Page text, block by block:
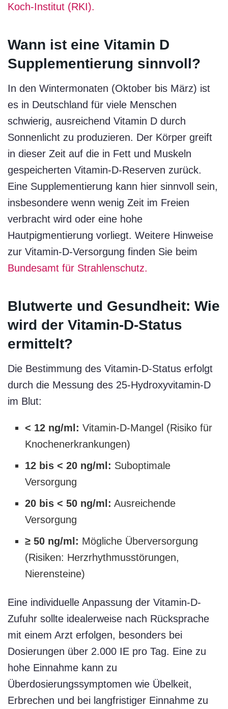
Koch-Institut (RKI).
Wann ist eine Vitamin D
Supplementierung sinnvoll?
In den Wintermonaten (Oktober bis März) ist
es in Deutschland für viele Menschen
schwierig, ausreichend Vitamin D durch
Sonnenlicht zu produzieren. Der Körper greift
in dieser Zeit auf die in Fett und Muskeln
gespeicherten Vitamin-D-Reserven zurück.
Eine Supplementierung kann hier sinnvoll sein,
insbesondere wenn wenig Zeit im Freien
verbracht wird oder eine hohe
Hautpigmentierung vorliegt. Weitere Hinweise
zur Vitamin-D-Versorgung finden Sie beim
Bundesamt für Strahlenschutz.
Blutwerte und Gesundheit: Wie
wird der Vitamin-D-Status
ermittelt?
Die Bestimmung des Vitamin-D-Status erfolgt
durch die Messung des 25-Hydroxyvitamin-D
im Blut:
< 12 ng/ml: Vitamin-D-Mangel (Risiko für
Knochenerkrankungen)
12 bis < 20 ng/ml: Suboptimale
Versorgung
20 bis < 50 ng/ml: Ausreichende
Versorgung
≥ 50 ng/ml: Mögliche Überversorgung
(Risiken: Herzrhythmusstörungen,
Nierensteine)
Eine individuelle Anpassung der Vitamin-D-
Zufuhr sollte idealerweise nach Rücksprache
mit einem Arzt erfolgen, besonders bei
Dosierungen über 2.000 IE pro Tag. Eine zu
hohe Einnahme kann zu
Überdosierungssymptomen wie Übelkeit,
Erbrechen und bei langfristiger Einnahme zu